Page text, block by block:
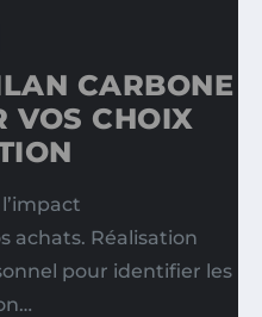
CARBONE
VOS CHOIX
achats. Réalisation
pour identifier les